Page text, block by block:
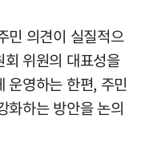
민 의견이 실질적으
위원의 대표성을
운영하는 한편, 주민
화하는 방안을 논의